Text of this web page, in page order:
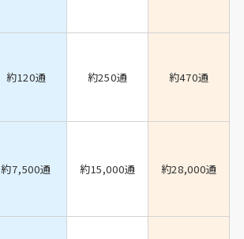
約120通 約250通 約470通
約7,500通 約15,000通 約28,000通